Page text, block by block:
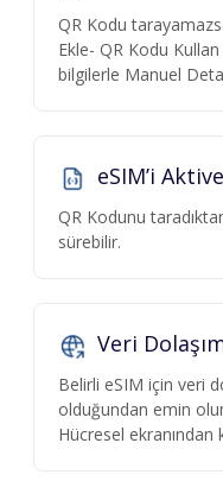
QR Kodu
Ekle- QR Kodu
bilgilerle Manuel
eSIM’i
QR Kodunu
sürebilir.
Veri
Belirli eSIM için veri
olduğundan emin
Hücresel